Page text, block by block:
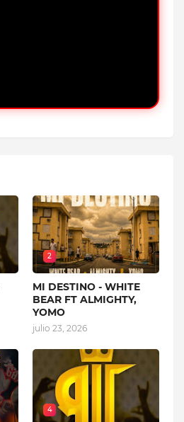
2
MI DESTINO - WHITE
BEAR FT ALMIGHTY,
YOMO
julio 23, 2026
4